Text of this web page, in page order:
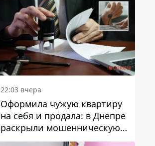
22:03 вчера
Оформила чужую квартиру
на себя и продала: в Днепре
раскрыли мошенническую
схему с недвижимостью